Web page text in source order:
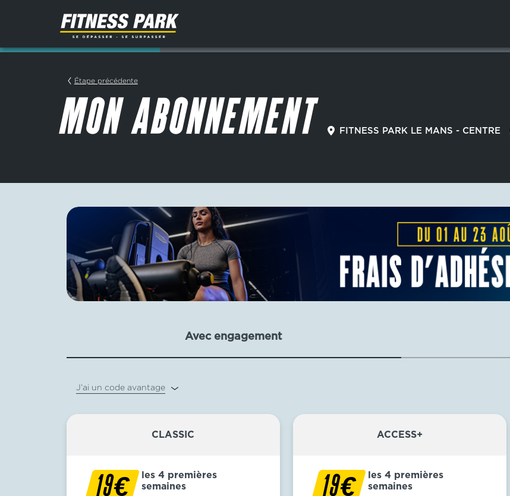
Étape précédente
MON ABONNEMENT FITNESS PARK LE MANS - CENTRE
Avec engagement
J’ai un code avantage
CLASSIC
19€
les 4 premières
semaines
ACCESS+
19€
les 4 premières
semaines